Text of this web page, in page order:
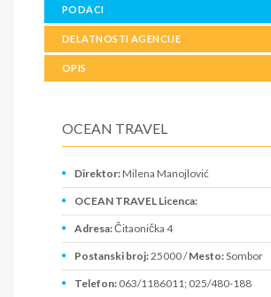
PODACI
DELATNOSTI AGENCIJE
OPIS
OCEAN TRAVEL
Direktor: Milena Manojlović
OCEAN TRAVEL Licenca:
Adresa:Čitaonička 4
Postanski broj:25000 /Mesto:Sombor
Telefon: 063/1186011; 025/480-188